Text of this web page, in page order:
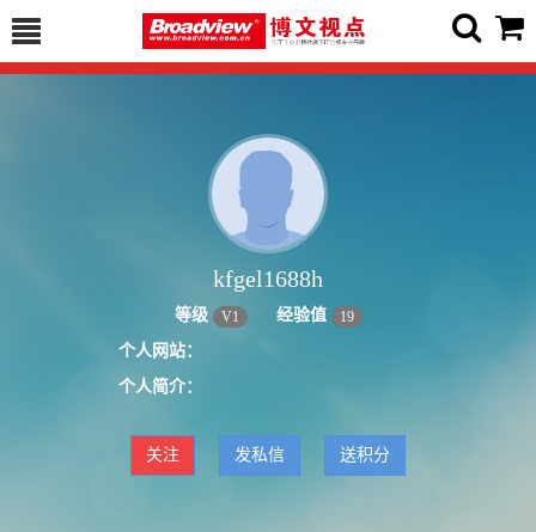
kfgel1688h
等级 V1 经验值 19
个人网站：
个人简介：
关注 发私信 送积分